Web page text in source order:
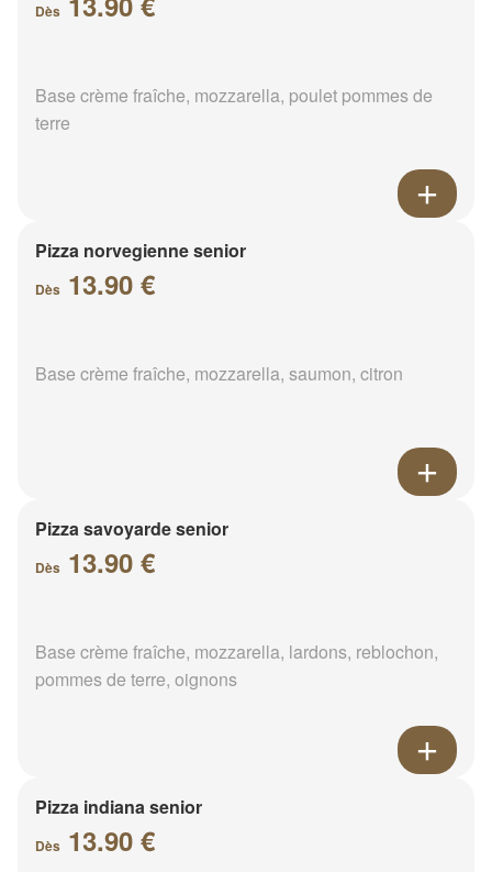
Dès
Base crème fraîche, mozzarella, poulet pommes de
terre
Pizza norvegienne senior
Dès 13.90 €
Base crème fraîche, mozzarella, saumon, citron
Pizza savoyarde senior
Dès 13.90 €
Base crème fraîche, mozzarella, lardons, reblochon,
pommes de terre, oignons
Pizza indiana senior
Dès 13.90 €